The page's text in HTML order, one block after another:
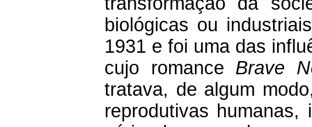
biológicas ou
1931 e foi uma das
cujo romance Brave
tratava, de algum
reprodutivas